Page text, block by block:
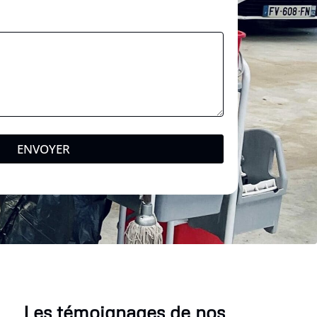
ENVOYER
Les témoignages de nos